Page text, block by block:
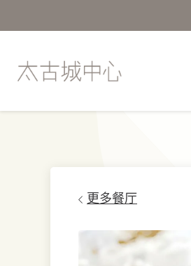
更多餐厅